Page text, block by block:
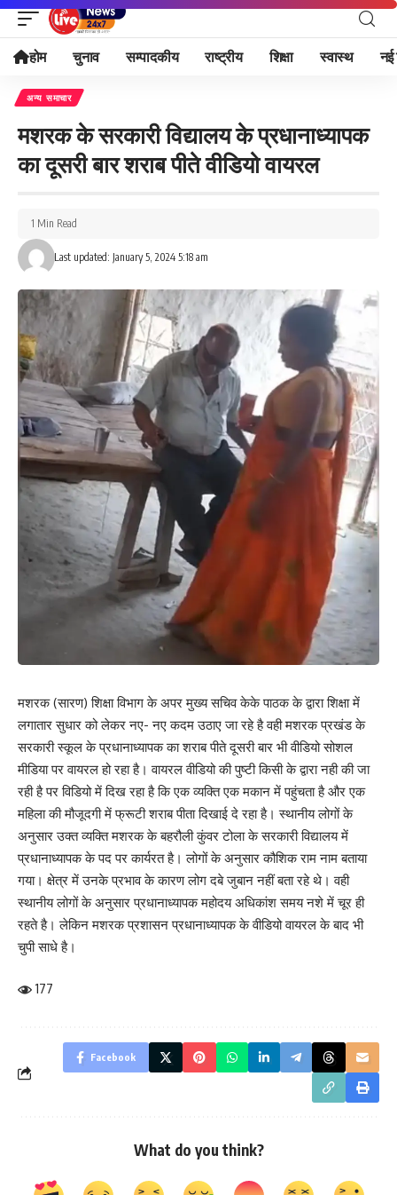
होम चुनाव सम्पादकीय राष्ट्रीय शिक्षा स्वास्थ नई
अन्य समाचार
मशरक के सरकारी विद्यालय के प्रधानाध्यापक
का दूसरी बार शराब पीते वीडियो वायरल
Last updated: January 5, 2024 5:18 am
1 Min Read
मशरक (सारण) शिक्षा विभाग के अपर मुख्य सचिव केके पाठक के द्वारा शिक्षा में
लगातार सुधार को लेकर नए- नए कदम उठाए जा रहे है वही मशरक प्रखंड के
सरकारी स्कूल के प्रधानाध्यापक का शराब पीते दूसरी बार भी वीडियो सोशल
मीडिया पर वायरल हो रहा है। वायरल वीडियो की पुष्टी किसी के द्वारा नही की जा
रही है पर विडियो में दिख रहा है कि एक व्यक्ति एक मकान में पहुंचता है और एक
महिला की मौजूदगी में फ्रूटी शराब पीता दिखाई दे रहा है। स्थानीय लोगों के
अनुसार उक्त व्यक्ति मशरक के बहरौली कुंवर टोला के सरकारी विद्यालय में
प्रधानाध्यापक के पद पर कार्यरत है। लोगों के अनुसार कौशिक राम नाम बताया
गया। क्षेत्र में उनके प्रभाव के कारण लोग दबे जुबान नहीं बता रहे थे। वही
स्थानीय लोगों के अनुसार प्रधानाध्यापक महोदय अधिकांश समय नशे में चूर ही
रहते है। लेकिन मशरक प्रशासन प्रधानाध्यापक के वीडियो वायरल के बाद भी
चुपी साधे है।
177
Facebook
What do you think?